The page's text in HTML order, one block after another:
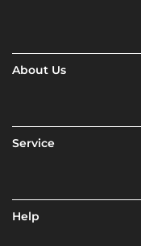
About Us
Service
Help